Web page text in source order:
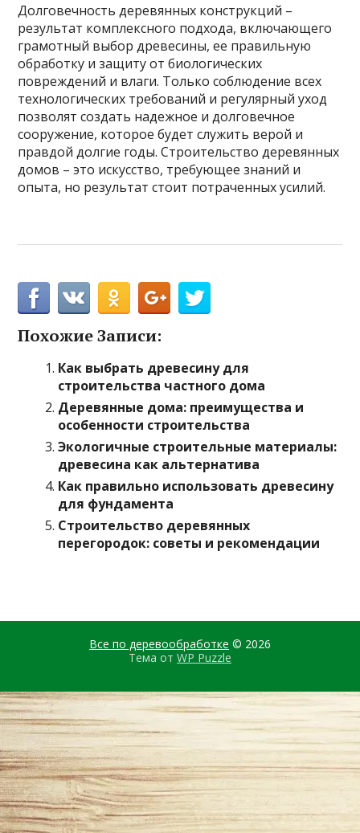
Долговечность деревянных конструкций –
результат комплексного подхода, включающего
грамотный выбор древесины, ее правильную
обработку и защиту от биологических
повреждений и влаги. Только соблюдение всех
технологических требований и регулярный уход
позволят создать надежное и долговечное
сооружение, которое будет служить верой и
правдой долгие годы. Строительство деревянных
домов – это искусство, требующее знаний и
опыта, но результат стоит потраченных усилий.
Похожие Записи:
Как выбрать древесину для
строительства частного дома
Деревянные дома: преимущества и
особенности строительства
Экологичные строительные материалы:
древесина как альтернатива
Как правильно использовать древесину
для фундамента
Строительство деревянных
перегородок: советы и рекомендации
Все по деревообработке © 2026
Тема от WP Puzzle